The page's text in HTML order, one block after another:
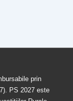
prin
PS 2027 este